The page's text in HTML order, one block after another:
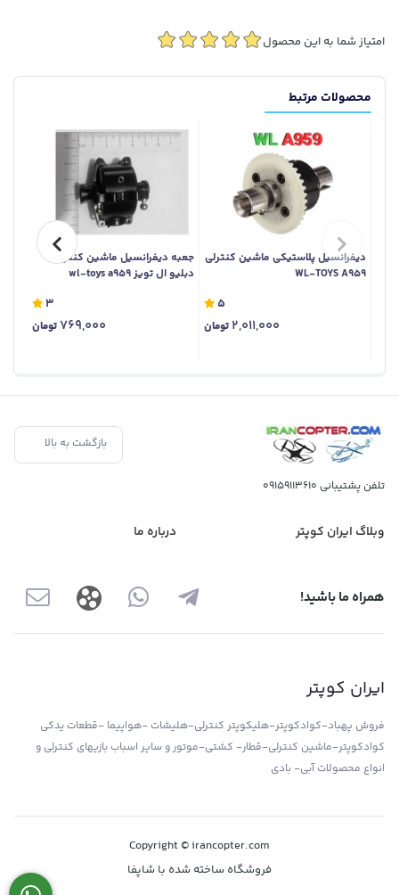
امتیاز شما به این محصول
محصولات مرتبط
دیفرانسیل پلاستیکی ماشین کنترلی
WL-TOYS A959
5
2,011,000 تومان
جعبه دیفرانسیل ماشین کنترلی
دبلیو ال تویز wl-toys a959
3
769,000تومان
بازگشت به بالا
تلفن پشتیبانی 09159113610
وبلاگ ایران کوپتر درباره ما
همراه ما باشید!
ایران کوپتر
فروش پهباد-کوادکوپتر-هلیکوپتر کنترلی-هلیشات -هواپیما -قطعات یدکی
کوادکوپتر-ماشین کنترلی-قطار- کشتی-موتور و سایر اسباب بازیهای کنترلی و
انواع محصولات آبی- بادی
Copyright © irancopter.com
فروشگاه ساخته شده با شاپفا